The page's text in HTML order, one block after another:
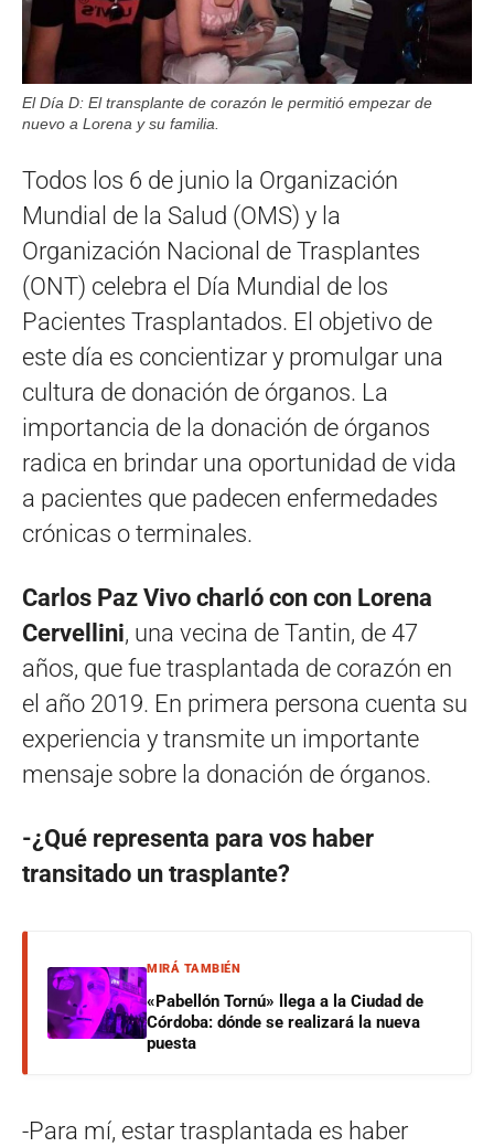
El Día D: El transplante de corazón le permitió empezar de
nuevo a Lorena y su familia.
Todos los 6 de junio la Organización
Mundial de la Salud (OMS) y la
Organización Nacional de Trasplantes
(ONT) celebra el Día Mundial de los
Pacientes Trasplantados. El objetivo de
este día es concientizar y promulgar una
cultura de donación de órganos. La
importancia de la donación de órganos
radica en brindar una oportunidad de vida
a pacientes que padecen enfermedades
crónicas o terminales.
Carlos Paz Vivo charló con con Lorena
Cervellini, una vecina de Tantin, de 47
años, que fue trasplantada de corazón en
el año 2019. En primera persona cuenta su
experiencia y transmite un importante
mensaje sobre la donación de órganos.
-¿Qué representa para vos haber
transitado un trasplante?
MIRÁ TAMBIÉN
«Pabellón Tornú» llega a la Ciudad de
Córdoba: dónde se realizará la nueva
puesta
-Para mí, estar trasplantada es haber